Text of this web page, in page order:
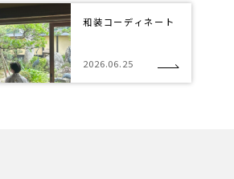
和装コーディネート
2026.06.25